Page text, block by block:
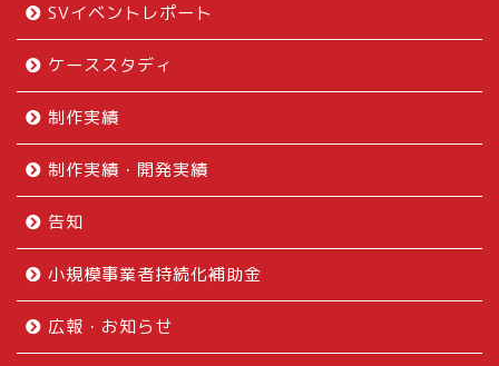
SVイベントレポート
ケーススタディ
制作実績
制作実績・開発実績
告知
小規模事業者持続化補助金
広報・お知らせ